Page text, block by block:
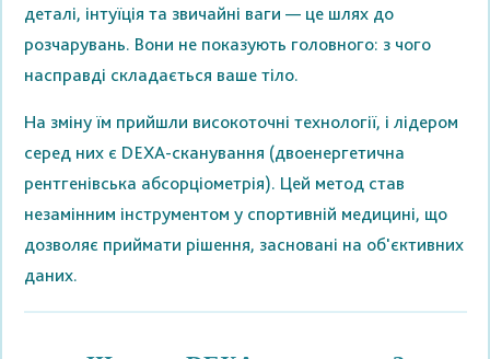
деталі, інтуїція та звичайні ваги — це шлях до
розчарувань. Вони не показують головного: з чого
насправді складається ваше тіло.
На зміну їм прийшли високоточні технології, і лідером
серед них є DEXA-сканування (двоенергетична
рентгенівська абсорціометрія). Цей метод став
незамінним інструментом у спортивній медицині, що
дозволяє приймати рішення, засновані на об'єктивних
даних.